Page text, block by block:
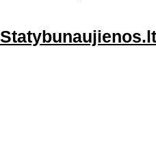
Statybunaujienos.lt